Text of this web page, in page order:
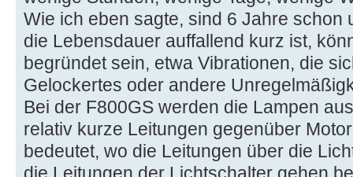
Wie ich eben sagte, sind 6 Jahre schon
die Lebensdauer auffallend kurz ist,
begründet sein, etwa Vibrationen, die
Gelockertes oder andere
Bei der F800GS werden die Lampen
relativ kurze Leitungen gegenüber
bedeutet, wo die Leitungen über die